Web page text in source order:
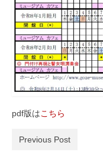
入会のご案内
お問合せ
アクセス
pdf版はこちら
Previous Post